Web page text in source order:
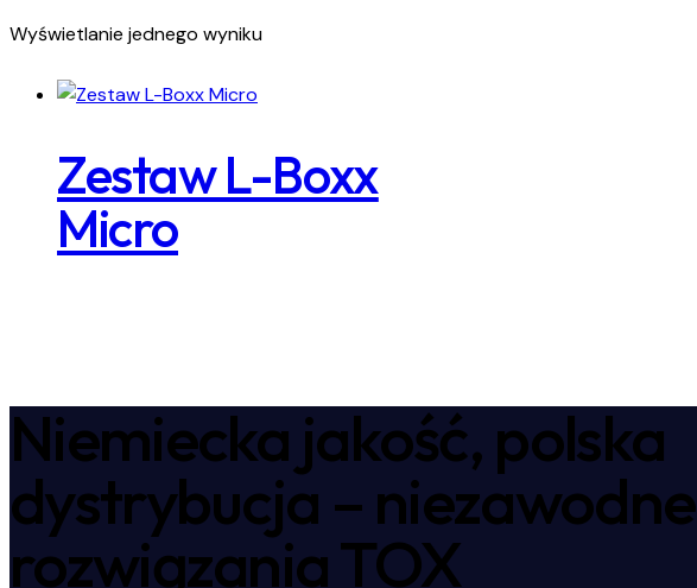
Wyświetlanie jednego wyniku
Zestaw L-Boxx
Micro
Niemiecka jakość, polska
dystrybucja – niezawodne
rozwiązania TOX